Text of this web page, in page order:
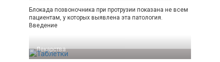
Блокада позвоночника при протрузии показана не всем
пациентам, у которых выявлена эта патология.
Введение
Лекарства